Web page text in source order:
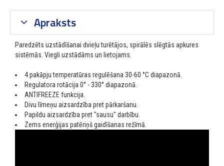
Apraksts
Paredzēts uzstādīšanai dvieļu turētājos, spirālēs slēgtās apkures
sistēmās. Viegli uzstādāms un lietojams.
4 pakāpju temperatūras regulēšana 30-60 °C diapazonā.
Regulatora rotācija 0° - 330° diapazonā.
ANTIFREEZE funkcija.
Divu līmeņu aizsardzība pret pārkaršanu.
Papildu aizsardzība pret "sausu" darbību.
Zems enerģijas patēriņš gaidīšanas režīmā.